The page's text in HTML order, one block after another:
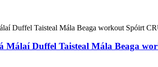
Málaí Duffel Taisteal Mála Beaga